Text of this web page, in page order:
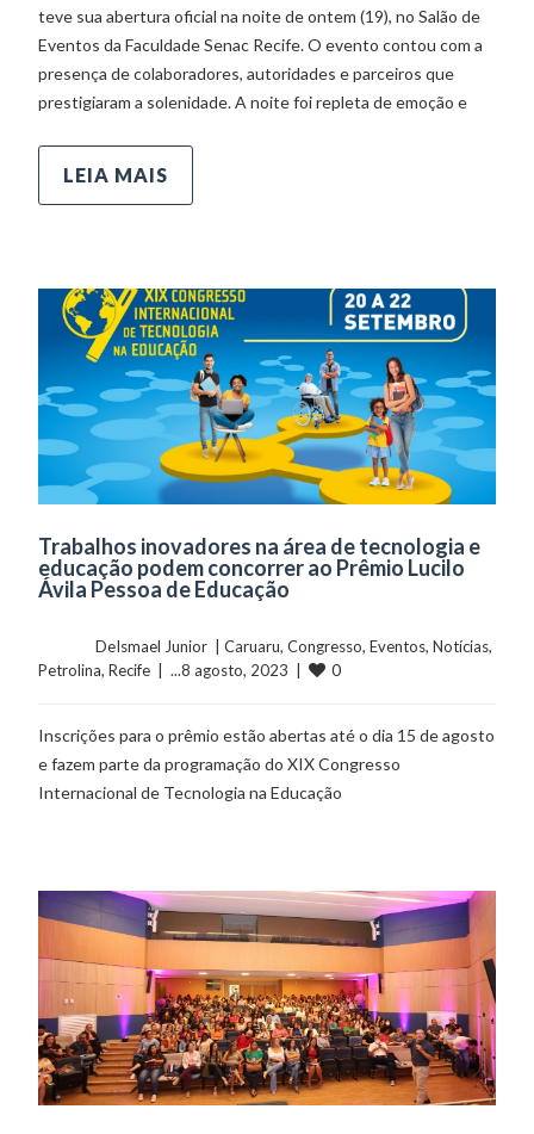
teve sua abertura oficial na noite de ontem (19), no Salão de
Eventos da Faculdade Senac Recife. O evento contou com a
presença de colaboradores, autoridades e parceiros que
prestigiaram a solenidade. A noite foi repleta de emoção e
LEIA MAIS
Trabalhos inovadores na área de tecnologia e
educação podem concorrer ao Prêmio Lucilo
Ávila Pessoa de Educação
	    	DeIsmael Junior  |
Caruaru, Congresso, Eventos, Notícias
Petrolina, Recife
  |  ...8 agosto, 2023  |
0
Inscrições para o prêmio estão abertas até o dia 15 de agosto
e fazem parte da programação do XIX Congresso
Internacional de Tecnologia na Educação